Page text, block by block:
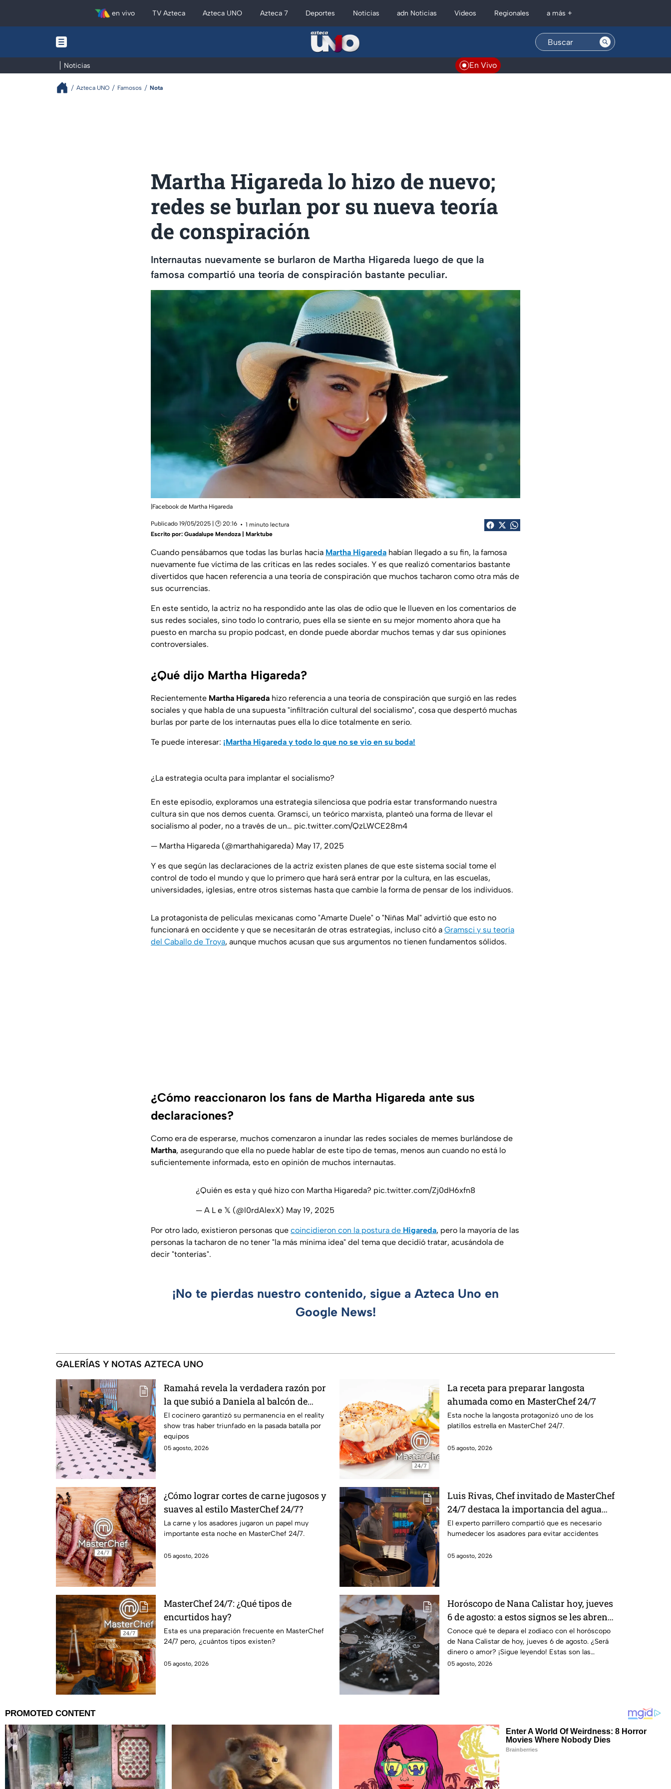
en vivo TV Azteca Azteca UNO Azteca 7 Deportes Noticias adn Noticias Videos Regionales a más +
Noticias En Vivo
Azteca UNO Famosos Nota
Martha Higareda lo hizo de nuevo;
redes se burlan por su nueva teoría
de conspiración
Internautas nuevamente se burlaron de Martha Higareda luego de que la
famosa compartió una teoría de conspiración bastante peculiar.
|Facebook de Martha Higareda
Publicado 19/05/2025 | 🕑 20:16
1 minuto lectura
Escrito por: Guadalupe Mendoza | Marktube
Cuando pensábamos que todas las burlas hacia Martha Higareda habían llegado a su fin, la famosa
nuevamente fue víctima de las críticas en las redes sociales. Y es que realizó comentarios bastante
divertidos que hacen referencia a una teoría de conspiración que muchos tacharon como otra más de
sus ocurrencias.
En este sentido, la actriz no ha respondido ante las olas de odio que le llueven en los comentarios de
sus redes sociales, sino todo lo contrario, pues ella se siente en su mejor momento ahora que ha
puesto en marcha su propio podcast, en donde puede abordar muchos temas y dar sus opiniones
controversiales.
¿Qué dijo Martha Higareda?
Recientemente Martha Higareda hizo referencia a una teoría de conspiración que surgió en las redes
sociales y que habla de una supuesta "infiltración cultural del socialismo", cosa que despertó muchas
burlas por parte de los internautas pues ella lo dice totalmente en serio.
Te puede interesar: ¡Martha Higareda y todo lo que no se vio en su boda!
¿La estrategia oculta para implantar el socialismo?
En este episodio, exploramos una estrategia silenciosa que podría estar transformando nuestra
cultura sin que nos demos cuenta. Gramsci, un teórico marxista, planteó una forma de llevar el
socialismo al poder, no a través de un… pic.twitter.com/QzLWCE28m4
— Martha Higareda (@marthahigareda) May 17, 2025
Y es que según las declaraciones de la actriz existen planes de que este sistema social tome el
control de todo el mundo y que lo primero que hará será entrar por la cultura, en las escuelas,
universidades, iglesias, entre otros sistemas hasta que cambie la forma de pensar de los individuos.
La protagonista de películas mexicanas como "Amarte Duele" o "Niñas Mal" advirtió que esto no
funcionará en occidente y que se necesitarán de otras estrategias, incluso citó a Gramsci y su teoría
del Caballo de Troya, aunque muchos acusan que sus argumentos no tienen fundamentos sólidos.
¿Cómo reaccionaron los fans de Martha Higareda ante sus
declaraciones?
Como era de esperarse, muchos comenzaron a inundar las redes sociales de memes burlándose de
Martha, asegurando que ella no puede hablar de este tipo de temas, menos aun cuando no está lo
suficientemente informada, esto en opinión de muchos internautas.
¿Quién es esta y qué hizo con Martha Higareda? pic.twitter.com/Zj0dH6xfn8
— A L e 𝕏 (@l0rdAlexX) May 19, 2025
Por otro lado, existieron personas que coincidieron con la postura de Higareda, pero la mayoría de las
personas la tacharon de no tener "la más mínima idea" del tema que decidió tratar, acusándola de
decir "tonterías".
¡No te pierdas nuestro contenido, sigue a Azteca Uno en
Google News!
GALERÍAS Y NOTAS AZTECA UNO
Ramahá revela la verdadera razón por
la que subió a Daniela al balcón de
MasterChef 24/7
El cocinero garantizó su permanencia en el reality
show tras haber triunfado en la pasada batalla por
equipos
05 agosto, 2026
La receta para preparar langosta
ahumada como en MasterChef 24/7
Esta noche la langosta protagonizó uno de los
platillos estrella en MasterChef 24/7.
05 agosto, 2026
¿Cómo lograr cortes de carne jugosos y
suaves al estilo MasterChef 24/7?
La carne y los asadores jugaron un papel muy
importante esta noche en MasterChef 24/7.
05 agosto, 2026
Luis Rivas, Chef invitado de MasterChef
24/7 destaca la importancia del agua
para la preparación de cualquier asado
El experto parrillero compartió que es necesario
humedecer los asadores para evitar accidentes
05 agosto, 2026
MasterChef 24/7: ¿Qué tipos de
encurtidos hay?
Esta es una preparación frecuente en MasterChef
24/7 pero, ¿cuántos tipos existen?
05 agosto, 2026
Horóscopo de Nana Calistar hoy, jueves
6 de agosto: a estos signos se les abren
las puertas del dinero
Conoce qué te depara el zodiaco con el horóscopo
de Nana Calistar de hoy, jueves 6 de agosto. ¿Será
dinero o amor? ¡Sigue leyendo! Estas son las
predicciones.
05 agosto, 2026